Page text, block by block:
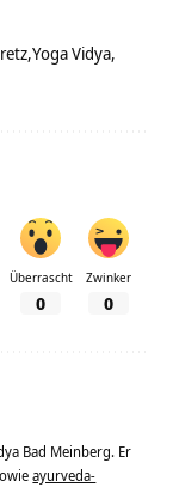
Yoga Vidya
Überrascht
0
Zwinker
0
Bad Meinberg. Er
ayurveda-